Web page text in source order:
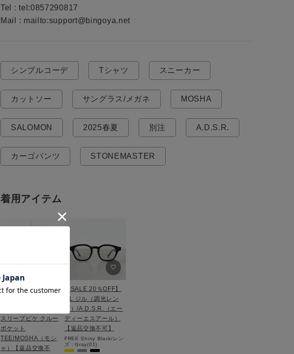
Tel : tel:0857290817
Mail : mailto:support@bingoya.net
シンプルコーデ Tシャツ スニーカー
カットソー サングラス/メガネ MOSHA
SALOMON 2025春夏 別注 A.D.S.R.
カーゴパンツ STONEMASTER
着用アイテム
【SALE 30％OFF】
スリーブピケ クルー
ポケット
TEE/MOSHA（モシ
ャ）【返品交換不
【SALE 20％OFF】
JIL ジル（調光レン
ズ）/A.D.S.R.（エー
ディーエスアール）
【返品交換不可】
FREE Shiny Black/レン
ズ：Gray(01)